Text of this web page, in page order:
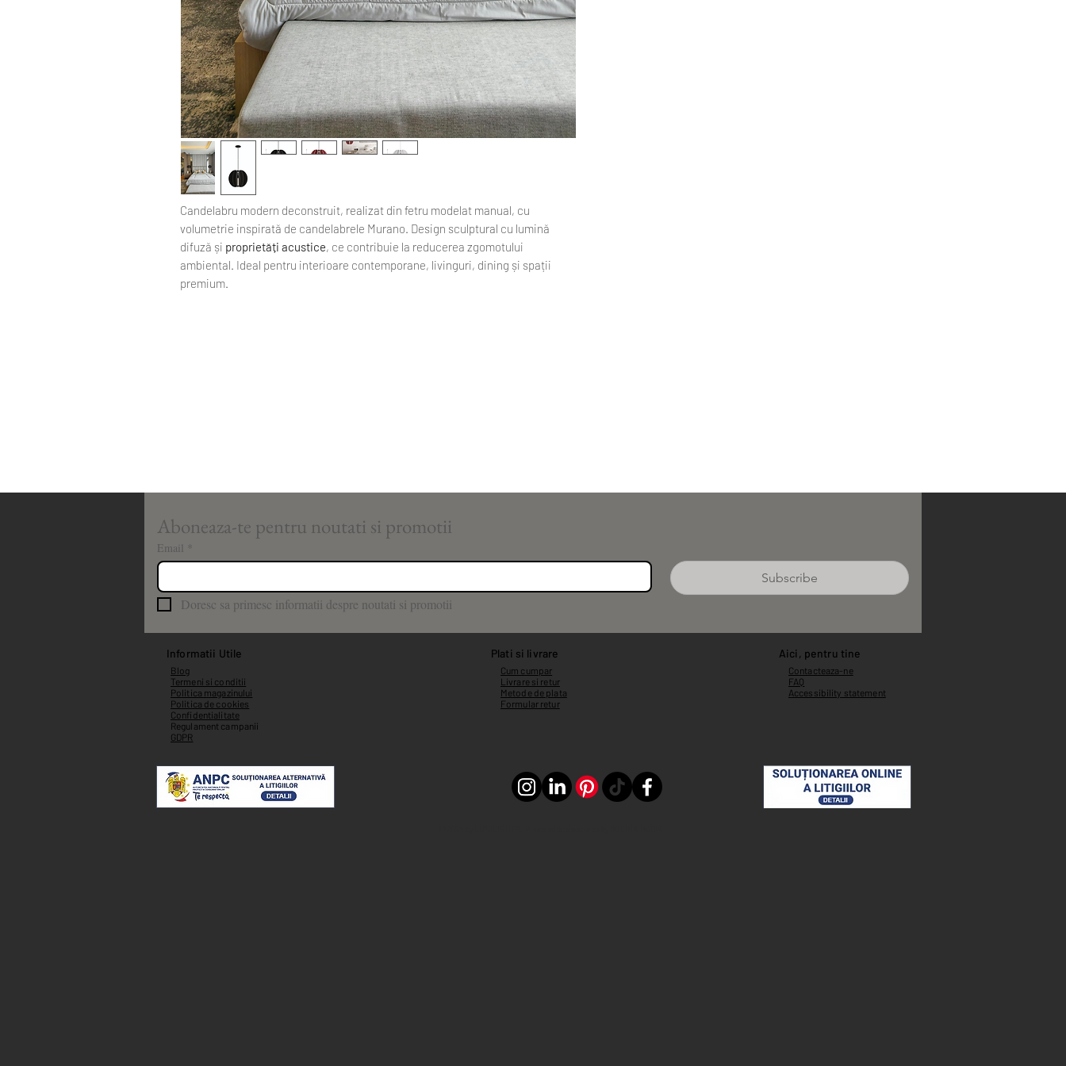
Candelabru modern deconstruit, realizat din fetru modelat manual, cu
volumetrie inspirată de candelabrele Murano. Design sculptural cu lumină
difuză și proprietăți acustice, ce contribuie la reducerea zgomotului
ambiental. Ideal pentru interioare contemporane, livinguri, dining și spații
premium.
Email *
Subscribe
Doresc sa primesc informatii despre noutati si promotii
Informatii Utile
Blog
Termeni si conditii
Politica magazinului
Politica de cookies
Plati si livrare
Cum cumpar
Livrare si retur
Metode de plata
Aici, pentru tine
Contacteaza-ne
FAQ
Accessibility statement
Formular retur
Confidentialitate
Regulament campanii
GDPR